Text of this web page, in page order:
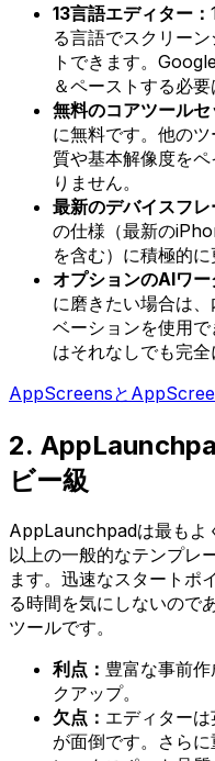
13言語エディター：
る言語でスクリー
トできます。
＆ペーストする必要
無料のコアツールセ
に無料です。他の
質や基本解像度を
りません。
最新のデバイスフレ
の仕様（最新の
を含む）に積極的に
オプションのAIワー
に磨きたい場合は
ベーションを使用
はそれなしでも完全
AppScreensと
2.
ビー級
AppLaunchpadは最もよ
以上の一般的なテンプレ
ます。迅速なスタートポ
る時間を気にしないので
ツールです。
利点： 豊富な事前
クアップ。
欠点： エディター
が面倒です。さら